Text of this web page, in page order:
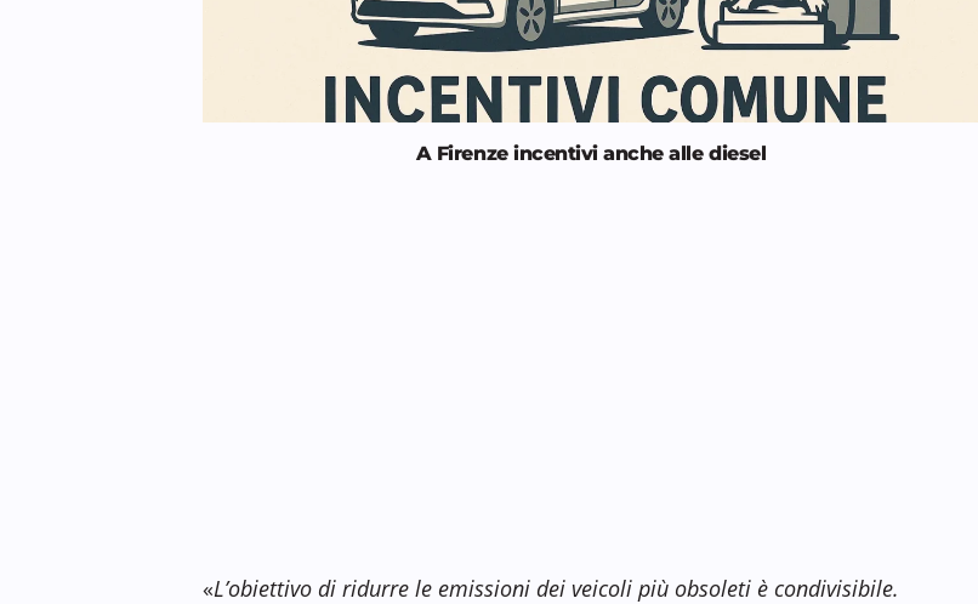
A Firenze incentivi anche alle diesel
«L’obiettivo di ridurre le emissioni dei veicoli più obsoleti è condivisibile.